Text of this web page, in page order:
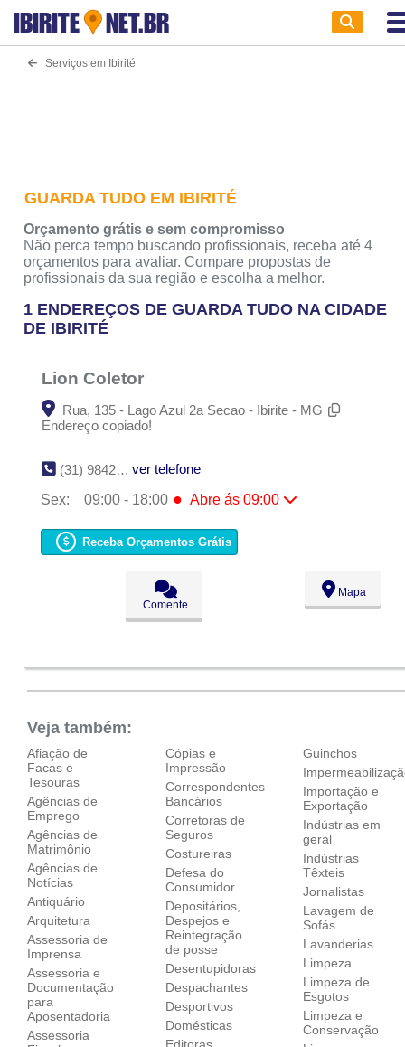
IBIRITE NET.BR
Serviços em Ibirité
GUARDA TUDO EM IBIRITÉ
Orçamento grátis e sem compromisso
Não perca tempo buscando profissionais, receba até 4
orçamentos para avaliar. Compare propostas de
profissionais da sua região e escolha a melhor.
1 ENDEREÇOS DE GUARDA TUDO NA CIDADE
DE IBIRITÉ
Lion Coletor
Rua, 135 - Lago Azul 2a Secao - Ibirite - MG
Endereço copiado!
(31) 9842-5152
ver telefone
Sex:
09:00 - 18:00 ● Abre ás 09:00
Ter:
09:00 - 18:00
Qua:
09:00 - 18:00
09:00 - 18:00
Fechado
Fechado
Receba Orçamentos Grátis
Comente
Mapa
Veja também:
Afiação de
Facas e
Tesouras
Agências de
Emprego
Agências de
Matrimônio
Agências de
Notícias
Antiquário
Arquitetura
Assessoria de
Imprensa
Assessoria e
Documentação
para
Aposentadoria
Assessoria
Cópias e
Impressão
Correspondentes
Bancários
Corretoras de
Seguros
Costureiras
Defesa do
Consumidor
Depositários,
Despejos e
Reintegração
de posse
Desentupidoras
Despachantes
Desportivos
Domésticas
Editoras
Guinchos
Importação e
Exportação
Indústrias em
geral
Indústrias
Têxteis
Jornalistas
Lavagem de
Sofás
Lavanderias
Limpeza
Limpeza de
Esgotos
Limpeza e
Conservação